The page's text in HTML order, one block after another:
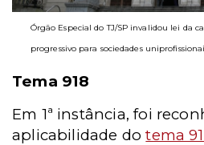
Órgão Especial do TJ/SP invalidou lei da
progressivo para sociedades
Tema 918
Em 1ª instância, foi
aplicabilidade dotema